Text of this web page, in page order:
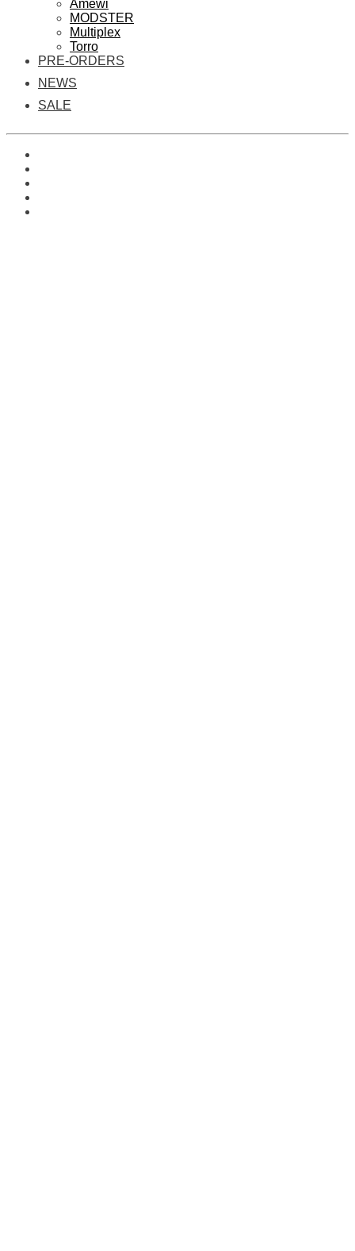
Amewi
MODSTER
Multiplex
Torro
PRE-ORDERS
NEWS
SALE